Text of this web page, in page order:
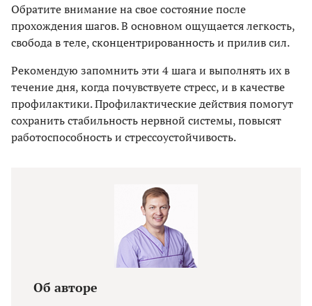
Обратите внимание на свое состояние после
прохождения шагов. В основном ощущается легкость,
свобода в теле, сконцентрированность и прилив сил.
Рекомендую запомнить эти 4 шага и выполнять их в
течение дня, когда почувствуете стресс, и в качестве
профилактики. Профилактические действия помогут
сохранить стабильность нервной системы, повысят
работоспособность и стрессоустойчивость.
Об авторе